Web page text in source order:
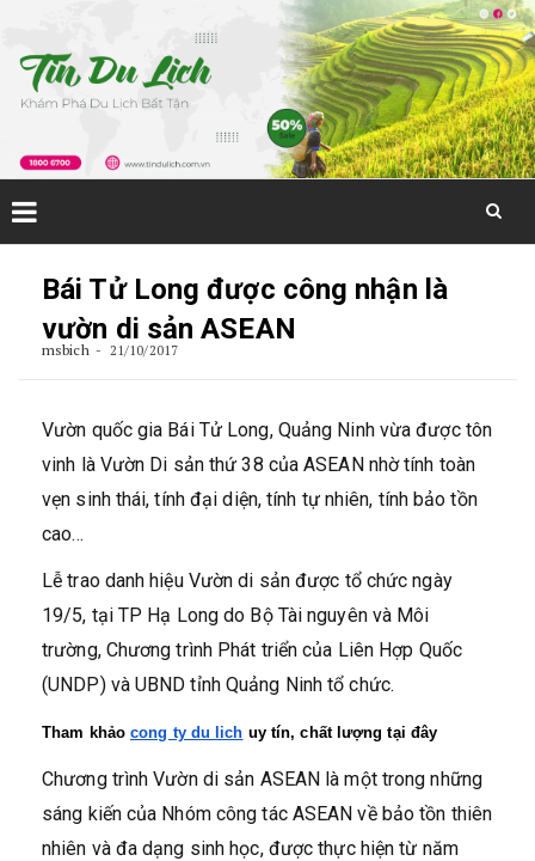
Bái Tử Long được công nhận là
vườn di sản ASEAN
msbich 21/10/2017
Vườn quốc gia Bái Tử Long, Quảng Ninh vừa được tôn
vinh là Vườn Di sản thứ 38 của ASEAN nhờ tính toàn
vẹn sinh thái, tính đại diện, tính tự nhiên, tính bảo tồn
cao…
Lễ trao danh hiệu Vườn di sản được tổ chức ngày
19/5, tại TP Hạ Long do Bộ Tài nguyên và Môi
trường, Chương trình Phát triển của Liên Hợp Quốc
(UNDP) và UBND tỉnh Quảng Ninh tổ chức.
Tham khảo cong ty du lich uy tín, chất lượng tại đây
Chương trình Vườn di sản ASEAN là một trong những
sáng kiến của Nhóm công tác ASEAN về bảo tồn thiên
nhiên và đa dạng sinh học, được thực hiện từ năm